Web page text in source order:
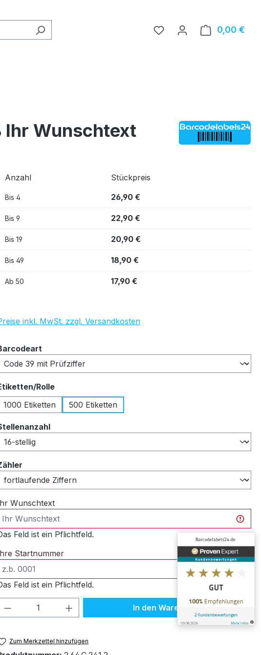
0,00 €
Ihr Wunschtext
Anzahl Stückpreis
Bis 4 26,90 €
Bis 9 22,90 €
Bis 19 20,90 €
Bis 49 18,90 €
Ab 50 17,90 €
inkl. MwSt. zzgl. Versandkosten
Rolleauswählen
1000 Etiketten
500 Etiketten
auswählen
Wunschtext
Feld ist ein Pflichtfeld.
Startnummer
Feld ist ein Pflichtfeld.
Produkt Anzahl: Gib den gewünschten Wert
In den Warenkorb
Zum Merkzettel hinzufügen